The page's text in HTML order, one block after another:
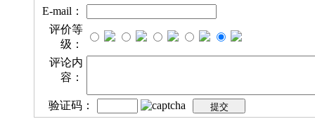
E-mail：
评价等
级：
评论内
容：
验证码：